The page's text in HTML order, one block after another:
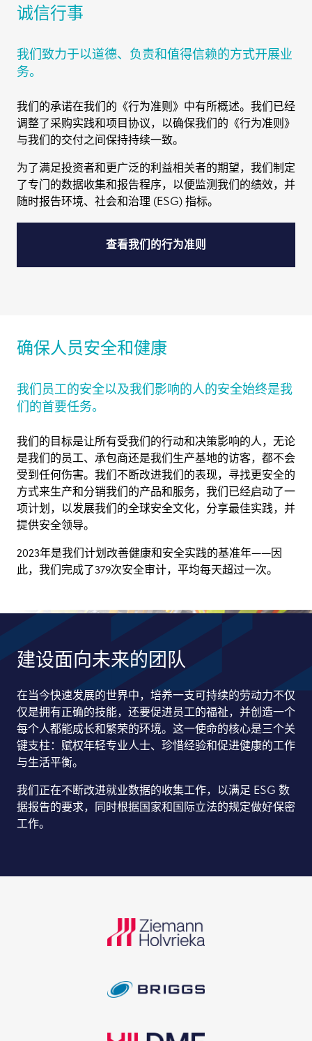
诚信行事
我们致力于以道德、负责和值得信赖的方式开展业
务。
我们的承诺在我们的《行为准则》中有所概述。我们已经
调整了采购实践和项目协议，以确保我们的《行为准则》
与我们的交付之间保持持续一致。
为了满足投资者和更广泛的利益相关者的期望，我们制定
了专门的数据收集和报告程序，以便监测我们的绩效，并
随时报告环境、社会和治理 (ESG) 指标。
查看我们的行为准则
确保人员安全和健康
我们员工的安全以及我们影响的人的安全始终是我
们的首要任务。
我们的目标是让所有受我们的行动和决策影响的人，无论
是我们的员工、承包商还是我们生产基地的访客，都不会
受到任何伤害。我们不断改进我们的表现，寻找更安全的
方式来生产和分销我们的产品和服务，我们已经启动了一
项计划，以发展我们的全球安全文化，分享最佳实践，并
提供安全领导。
2023年是我们计划改善健康和安全实践的基准年——因
此，我们完成了379次安全审计，平均每天超过一次。
建设面向未来的团队
在当今快速发展的世界中，培养一支可持续的劳动力不仅
仅是拥有正确的技能，还要促进员工的福祉，并创造一个
每个人都能成长和繁荣的环境。这一使命的核心是三个关
键支柱：赋权年轻专业人士、珍惜经验和促进健康的工作
与生活平衡。
我们正在不断改进就业数据的收集工作，以满足 ESG 数
据报告的要求，同时根据国家和国际立法的规定做好保密
工作。